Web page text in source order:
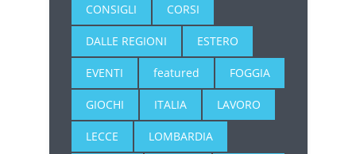
CONSIGLI CORSI
DALLE REGIONI ESTERO
EVENTI featured FOGGIA
GIOCHI ITALIA LAVORO
LECCE LOMBARDIA